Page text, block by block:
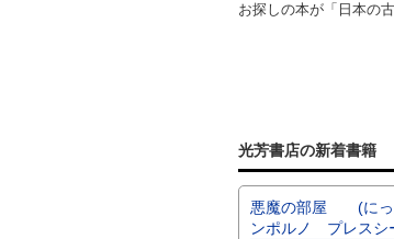
お探しの本が「日本の
光芳書店の新着書籍
悪魔の部屋 (にっ
ンポルノ プレスシ